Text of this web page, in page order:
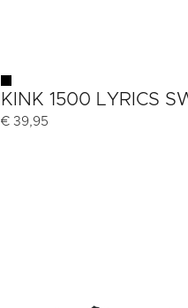
KINK 1500 LYRICS
€ 39,95